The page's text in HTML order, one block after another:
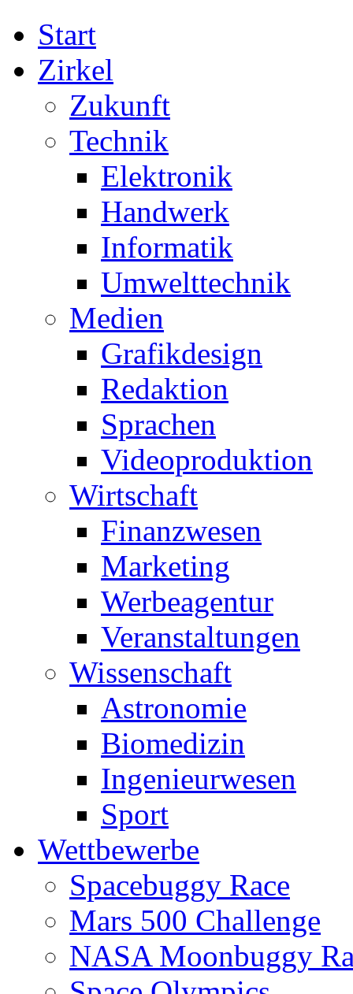
Start
Zirkel
Zukunft
Technik
Elektronik
Handwerk
Informatik
Umwelttechnik
Medien
Grafikdesign
Redaktion
Sprachen
Videoproduktion
Wirtschaft
Finanzwesen
Marketing
Werbeagentur
Veranstaltungen
Wissenschaft
Astronomie
Biomedizin
Ingenieurwesen
Sport
Wettbewerbe
Spacebuggy Race
Mars 500 Challenge
NASA Moonbuggy